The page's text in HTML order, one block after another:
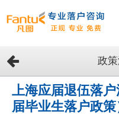
网
站
首
页
政
上海应届退伍落
届毕业生落户政策